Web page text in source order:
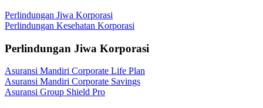
Perlindungan Jiwa Korporasi
Perlindungan Kesehatan Korporasi
Perlindungan Jiwa Korporasi
Asuransi Mandiri Corporate Life Plan
Asuransi Mandiri Corporate Savings
Asuransi Group Shield Pro